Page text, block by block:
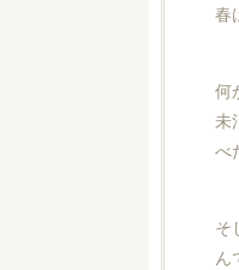
春
何
未
べ
そ
ん